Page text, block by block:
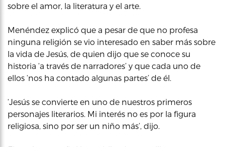
sobre el amor, la literatura y el arte.
Menéndez explicó que a pesar de que no profesa
ninguna religión se vio interesado en saber más sobre
la vida de Jesús, de quien dijo que se conoce su
historia ‘a través de narradores’ y que cada uno de
ellos ‘nos ha contado algunas partes’ de él.
‘Jesús se convierte en uno de nuestros primeros
personajes literarios. Mi interés no es por la figura
religiosa, sino por ser un niño más’, dijo.